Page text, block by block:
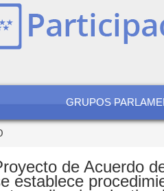
GRUPOS
de Acuerdo
establece